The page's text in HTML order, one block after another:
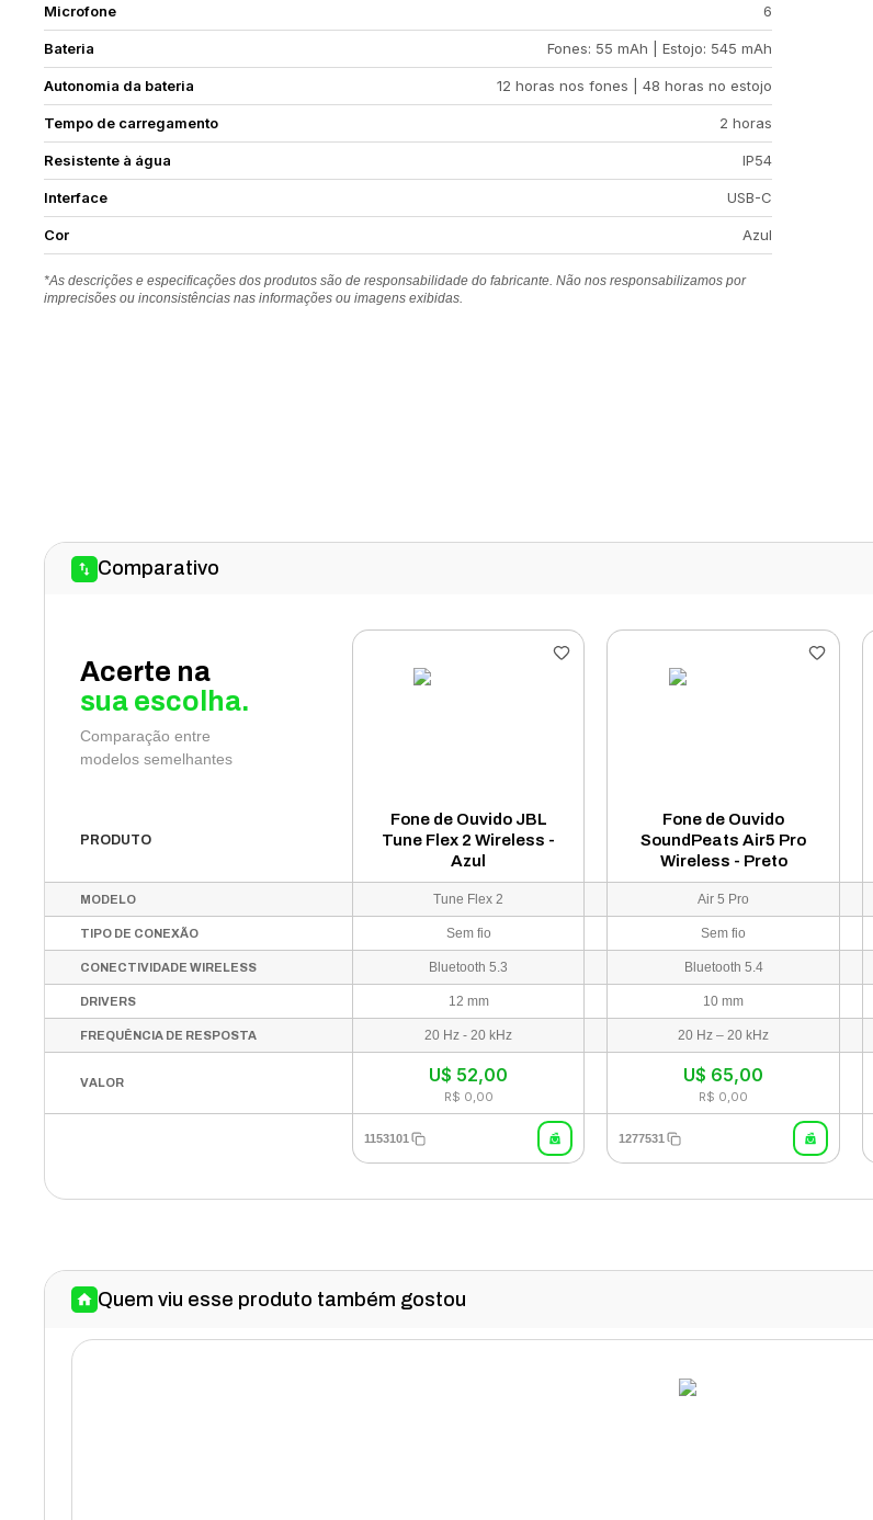
Microfone 6
Bateria Fones: 55 mAh | Estojo: 545 mAh
Autonomia da bateria 12 horas nos fones | 48 horas no estojo
Tempo de carregamento 2 horas
Resistente à água IP54
Interface USB-C
Cor Azul
*As descrições e especificações dos produtos são de responsabilidade do fabricante. Não nos responsabilizamos por
imprecisões ou inconsistências nas informações ou imagens exibidas.
Comparativo
Acerte na
sua escolha.
Comparação entre
modelos semelhantes
PRODUTO
Fone de Ouvido JBL
Tune Flex 2 Wireless -
Azul
Fone de Ouvido
SoundPeats Air5 Pro
Wireless - Preto
MODELO Tune Flex 2 Air 5 Pro
TIPO DE CONEXÃO Sem fio Sem fio
CONECTIVIDADE WIRELESS Bluetooth 5.3 Bluetooth 5.4
DRIVERS 12 mm 10 mm
FREQUÊNCIA DE RESPOSTA 20 Hz - 20 kHz 20 Hz – 20 kHz
VALOR U$ 52,00
R$ 0,00
U$ 65,00
R$ 0,00
1153101 1277531
Quem viu esse produto também gostou